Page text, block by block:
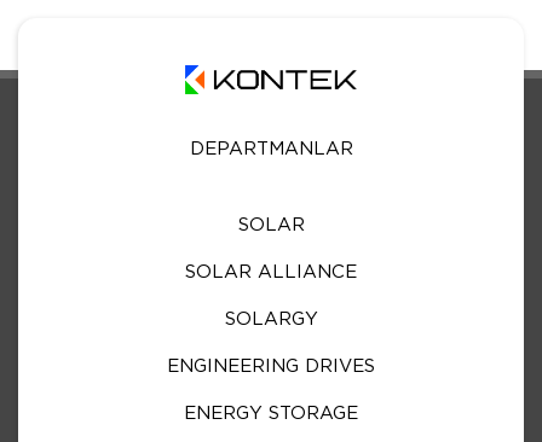
DEPARTMANLAR
SOLAR
SOLAR ALLIANCE
SOLARGY
ENGINEERING DRIVES
ENERGY STORAGE